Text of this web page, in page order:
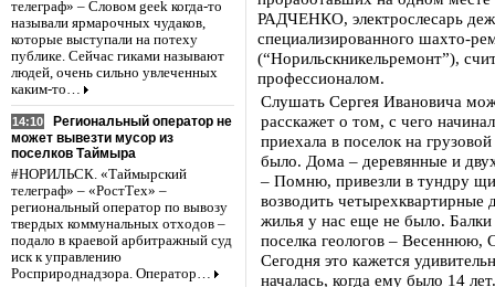
телеграф» – Словом geek когда-то
называли ярмарочных чудаков,
которые выступали на потеху
публике. Сейчас гиками называют
людей, очень сильно увлеченных
каким-то…
14:10
Региональный оператор не
может вывезти мусор из
поселков Таймыра
#НОРИЛЬСК. «Таймырский
телеграф» – «РостТех» –
региональный оператор по вывозу
твердых коммунальных отходов –
подало в краевой арбитражный суд
иск к управлению
Росприроднадзора. Оператор…
РАДЧЕНКО, электрослесарь
специализированного шахто-
(“Норильскникельремонт”),
профессионалом.
Слушать Сергея Ивановича
расскажет о том, с чего
приехала в поселок на
было. Дома – деревянные и
– Помню, привезли в тундру
возводить четырехквартирные
жилья у нас еще не было.
поселка геологов – Весеннюю,
Сегодня это кажется
началась, когда ему было 14 лет.